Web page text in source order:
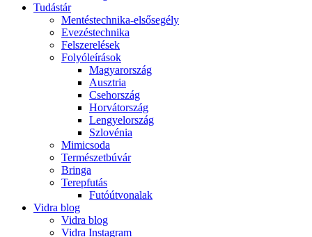
Tudástár
Mentéstechnika-elsősegély
Evezéstechnika
Felszerelések
Folyóleírások
Magyarország
Ausztria
Csehország
Horvátország
Lengyelország
Szlovénia
Mimicsoda
Természetbúvár
Bringa
Terepfutás
Futóútvonalak
Vidra blog
Vidra blog
Vidra Instagram